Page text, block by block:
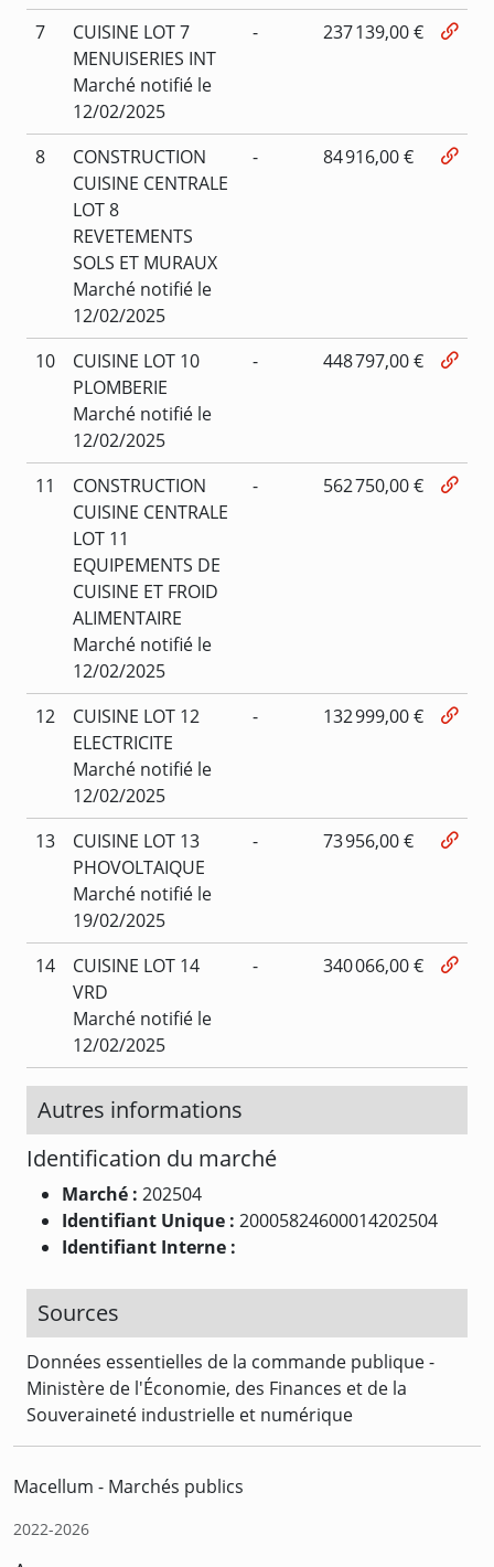
7
CUISINE LOT 7
MENUISERIES INT
Marché notifié le
12/02/2025
- 237 139,00 €
8
CONSTRUCTION
CUISINE CENTRALE
LOT 8
REVETEMENTS
SOLS ET MURAUX
Marché notifié le
12/02/2025
- 84 916,00 €
10
CUISINE LOT 10
PLOMBERIE
Marché notifié le
12/02/2025
- 448 797,00 €
11
CONSTRUCTION
CUISINE CENTRALE
LOT 11
EQUIPEMENTS DE
CUISINE ET FROID
ALIMENTAIRE
Marché notifié le
12/02/2025
- 562 750,00 €
12
CUISINE LOT 12
ELECTRICITE
Marché notifié le
12/02/2025
- 132 999,00 €
13
CUISINE LOT 13
PHOVOLTAIQUE
Marché notifié le
19/02/2025
- 73 956,00 €
14
CUISINE LOT 14
VRD
Marché notifié le
12/02/2025
- 340 066,00 €
Autres informations
Identification du marché
Marché : 202504
Identifiant Unique : 20005824600014202504
Identifiant Interne :
Sources
Données essentielles de la commande publique -
Ministère de l'Économie, des Finances et de la
Souveraineté industrielle et numérique
Macellum - Marchés publics
2022-2026